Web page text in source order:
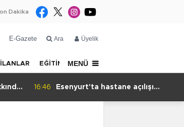
Dakika
E-Gazete Ara Üyelik
EĞİTİM YAZARLAR
MENÜ
16:46
Esenyurt'ta hastane açılışı